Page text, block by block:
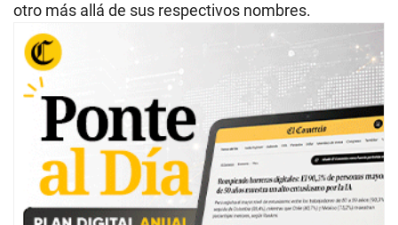
otro más allá de sus respectivos nombres.